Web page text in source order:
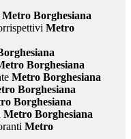
Metro Borghesiana
Metro
Borghesiana
Metro Borghesiana
Borghesiana
Borghesiana
Metro Borghesiana
Metro